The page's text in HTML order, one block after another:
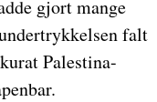
gjort mange
falt
Palestina-